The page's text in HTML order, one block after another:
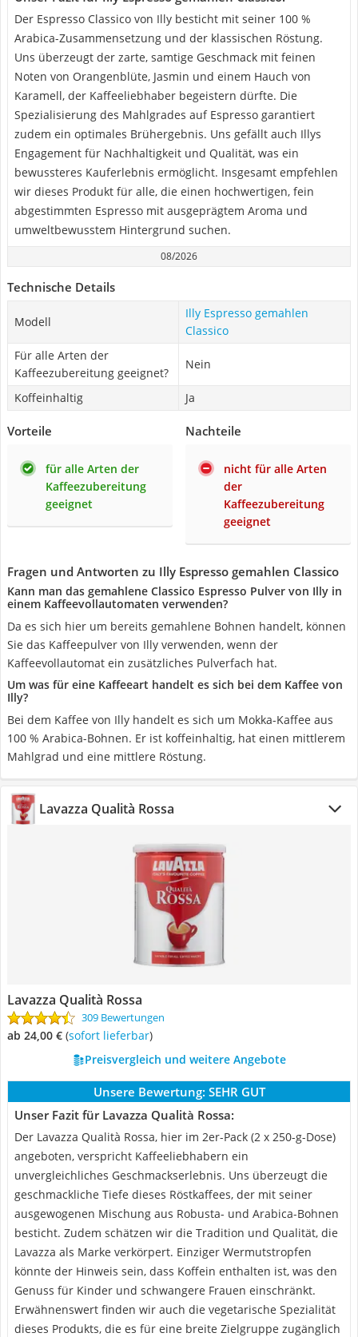
Der Espresso Classico von Illy besticht mit seiner 100 %
Arabica-Zusammensetzung und der klassischen Röstung.
Uns überzeugt der zarte, samtige Geschmack mit feinen
Noten von Orangenblüte, Jasmin und einem Hauch von
Karamell, der Kaffeeliebhaber begeistern dürfte. Die
Spezialisierung des Mahlgrades auf Espresso garantiert
zudem ein optimales Brühergebnis. Uns gefällt auch Illys
Engagement für Nachhaltigkeit und Qualität, was ein
bewussteres Kauferlebnis ermöglicht. Insgesamt empfehlen
wir dieses Produkt für alle, die einen hochwertigen, fein
abgestimmten Espresso mit ausgeprägtem Aroma und
umweltbewusstem Hintergrund suchen.
08/2026
Technische Details
Modell
Illy Espresso gemahlen
Classico
Für alle Arten der
Kaffeezubereitung geeignet?
Nein
Koffeinhaltig Ja
Vorteile
für alle Arten der
Kaffeezubereitung
geeignet
Nachteile
nicht für alle Arten
der
Kaffeezubereitung
geeignet
Fragen und Antworten zu Illy Espresso gemahlen Classico
Kann man das gemahlene Classico Espresso Pulver von Illy in
einem Kaffeevollautomaten verwenden?
Da es sich hier um bereits gemahlene Bohnen handelt, können
Sie das Kaffeepulver von Illy verwenden, wenn der
Kaffeevollautomat ein zusätzliches Pulverfach hat.
Um was für eine Kaffeeart handelt es sich bei dem Kaffee von
Illy?
Bei dem Kaffee von Illy handelt es sich um Mokka-Kaffee aus
100 % Arabica-Bohnen. Er ist koffeinhaltig, hat einen mittlerem
Mahlgrad und eine mittlere Röstung.
Lavazza Qualità Rossa
Lavazza Qualità Rossa
309 Bewertungen
ab 24,00 € ( Sofort lieferbar)
Preisvergleich und weitere Angebote
Unsere Bewertung: SEHR GUT
Unser Fazit für Lavazza Qualità Rossa:
Der Lavazza Qualità Rossa, hier im 2er-Pack (2 x 250-g-Dose)
angeboten, verspricht Kaffeeliebhabern ein
unvergleichliches Geschmackserlebnis. Uns überzeugt die
geschmackliche Tiefe dieses Röstkaffees, der mit seiner
ausgewogenen Mischung aus Robusta- und Arabica-Bohnen
besticht. Zudem schätzen wir die Tradition und Qualität, die
Lavazza als Marke verkörpert. Einziger Wermutstropfen
könnte der Hinweis sein, dass Koffein enthalten ist, was den
Genuss für Kinder und schwangere Frauen einschränkt.
Erwähnenswert finden wir auch die vegetarische Spezialität
dieses Produkts, die es für eine breite Zielgruppe zugänglich